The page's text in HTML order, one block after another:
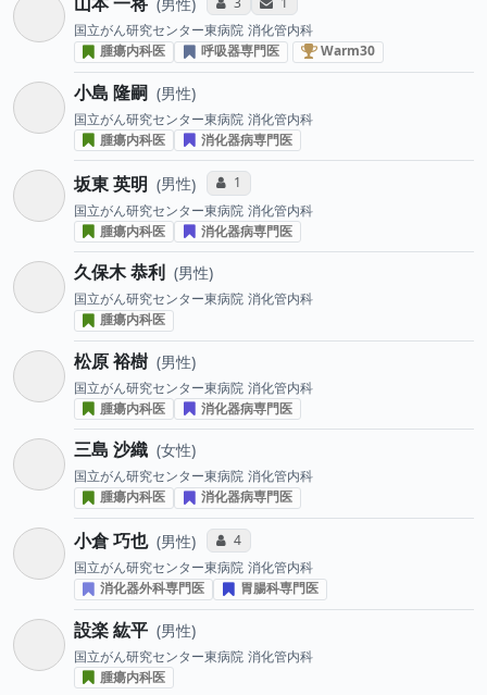
国立がん研究センター東病院 消化管内科
腫瘍内科医
呼吸器専門医 Warm30消化器がん治療医
小島 隆嗣 男性
国立がん研究センター東病院 消化管内科
腫瘍内科医
消化器病専門医
坂東 英明 男性 コミュニケーション・タイプ投票数
1
国立がん研究センター東病院 消化管内科
腫瘍内科医
消化器病専門医
久保木 恭利 男性
国立がん研究センター東病院 消化管内科
腫瘍内科医
松原 裕樹 男性
国立がん研究センター東病院 消化管内科
腫瘍内科医
消化器病専門医
三島 沙織 女性
国立がん研究センター東病院 消化管内科
腫瘍内科医
消化器病専門医
小倉 巧也 男性 コミュニケーション・タイプ投票数
4
国立がん研究センター東病院 消化管内科
消化器外科専門医
胃腸科専門医
設楽 紘平 男性
国立がん研究センター東病院 消化管内科
腫瘍内科医